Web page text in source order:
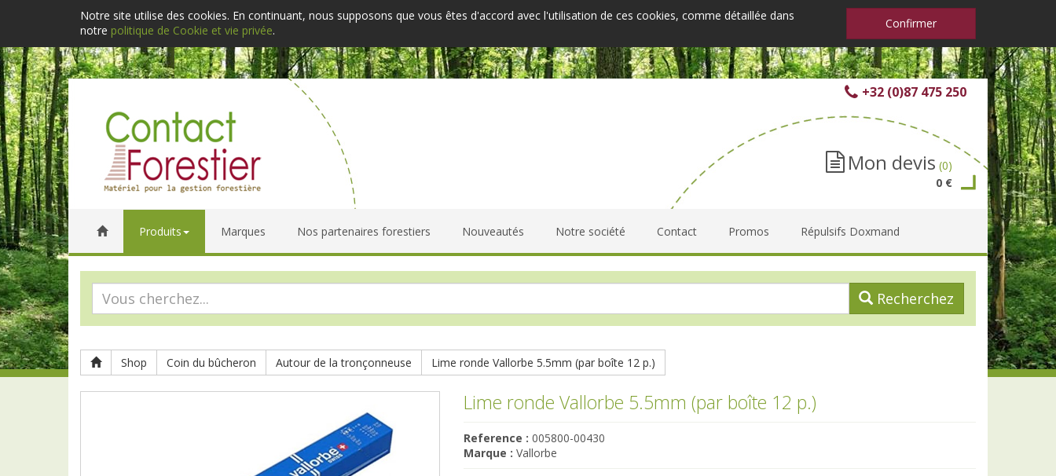
Notre site utilise des cookies. En continuant, nous supposons que vous êtes d'accord avec l'utilisation de ces cookies, comme détaillée dans
notre politique de Cookie et vie privée. Confirmer
+32 (0)87 475 250
Mon devis (0)
0 €
Produits Marques Nos partenaires forestiers Nouveautés Notre société Contact Promos Répulsifs Doxmand
Recherchez
Shop Coin du bûcheron Autour de la tronçonneuse Lime ronde Vallorbe 5.5mm (par boîte 12 p.)
Lime ronde Vallorbe 5.5mm (par boîte 12 p.)
Reference : 005800-00430
Marque : Vallorbe